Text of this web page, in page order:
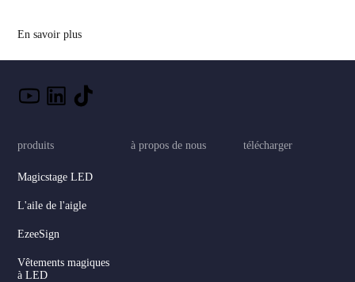
En savoir plus
produits
Magicstage LED
L'aile de l'aigle
EzeeSign
Vêtements magiques
à LED
à propos de nous télécharger